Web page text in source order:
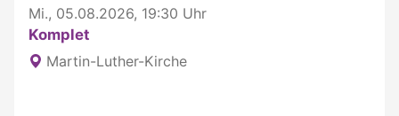
Mi., 05.08.2026, 19:30 Uhr
Komplet
Martin-Luther-Kirche